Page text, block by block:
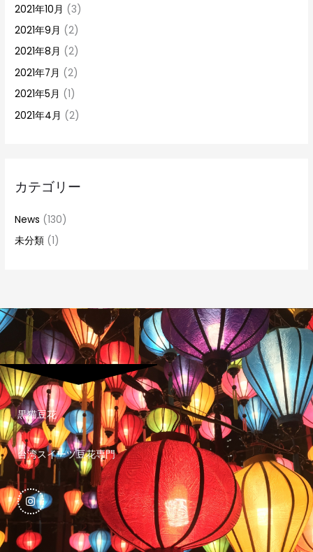
2021年10月 (3)
2021年9月 (2)
2021年8月 (2)
2021年7月 (2)
2021年5月 (1)
2021年4月 (2)
カテゴリー
News (130)
未分類 (1)
黒猫豆花
台湾スイーツ豆花専門
n
s
t
a
g
r